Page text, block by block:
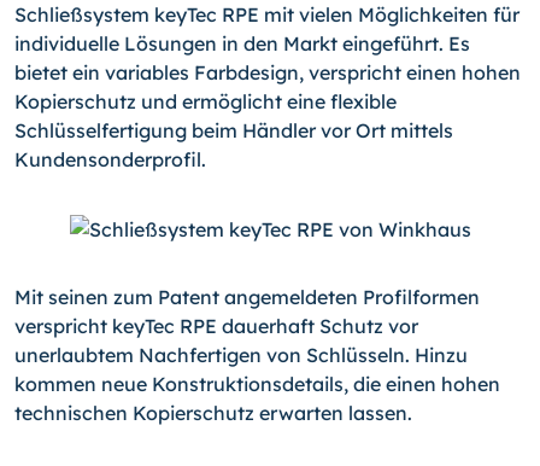
Schließsystem keyTec RPE mit vielen Möglichkeiten für
individuelle Lösungen in den Markt eingeführt. Es
bietet ein variables Farbdesign, verspricht einen hohen
Kopierschutz und ermöglicht eine flexible
Schlüsselfertigung beim Händler vor Ort mittels
Kundensonderprofil.
Mit seinen zum Patent angemeldeten Profilformen
verspricht keyTec RPE dauerhaft Schutz vor
unerlaubtem Nachfertigen von Schlüsseln. Hinzu
kommen neue Konstruktionsdetails, die einen hohen
technischen Kopierschutz erwarten lassen.